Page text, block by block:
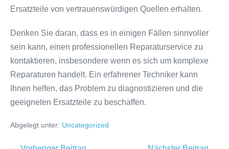
Ersatzteile von vertrauenswürdigen Quellen erhalten.
Denken Sie daran, dass es in einigen Fällen sinnvoller
sein kann, einen professionellen Reparaturservice zu
kontaktieren, insbesondere wenn es sich um komplexe
Reparaturen handelt. Ein erfahrener Techniker kann
Ihnen helfen, das Problem zu diagnostizieren und die
geeigneten Ersatzteile zu beschaffen.
Abgelegt unter: Uncategorized